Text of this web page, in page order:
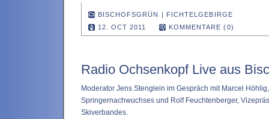
BISCHOFSGRÜN | FICHTELGEBIRGE
12. OCT 2011
KOMMENTARE (0)
Radio Ochsenkopf Live aus
Moderator Jens Stenglein im Gespräch mit Marcel
Springernachwuchses und Rolf Feuchtenberger,
Skiverbandes.